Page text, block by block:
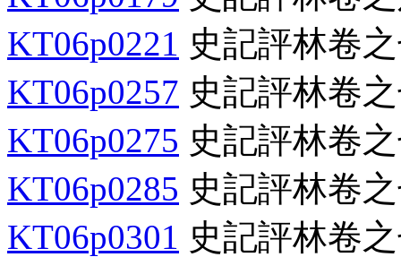
KT06p0221 史記評林卷
KT06p0257 史記評林卷
KT06p0275 史記評林卷
KT06p0285 史記評林卷
KT06p0301 史記評林卷